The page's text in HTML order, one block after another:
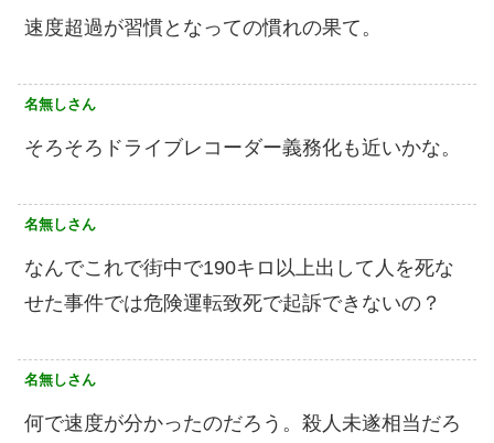
速度超過が習慣となっての慣れの果て。
名無しさん
そろそろドライブレコーダー義務化も近いかな。
名無しさん
なんでこれで街中で190キロ以上出して人を死な
せた事件では危険運転致死で起訴できないの？
名無しさん
何で速度が分かったのだろう。殺人未遂相当だろ